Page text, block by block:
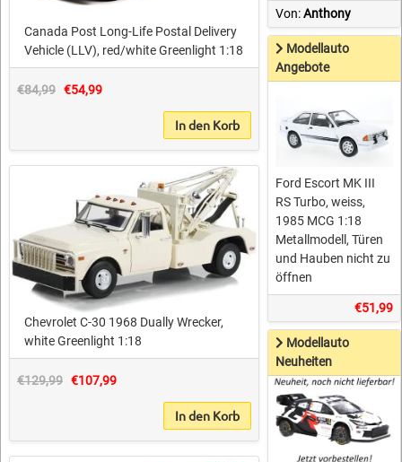
Canada Post Long-Life Postal Delivery
Vehicle (LLV), red/white Greenlight 1:18
€84,99 €54,99
In den Korb
Chevrolet C-30 1968 Dually Wrecker,
white Greenlight 1:18
€129,99 €107,99
In den Korb
Von:Anthony
Modellauto
Angebote
Ford Escort MK III
RS Turbo, weiss,
1985 MCG 1:18
Metallmodell, Türen
und Hauben nicht zu
öffnen
€51,99
Modellauto
Neuheiten